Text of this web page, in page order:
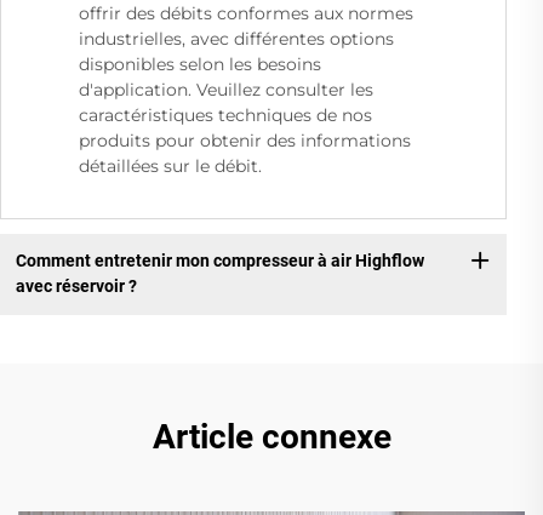
offrir des débits conformes aux normes
industrielles, avec différentes options
disponibles selon les besoins
d'application. Veuillez consulter les
caractéristiques techniques de nos
produits pour obtenir des informations
détaillées sur le débit.
Comment entretenir mon compresseur à air Highflow
avec réservoir ?
Article connexe